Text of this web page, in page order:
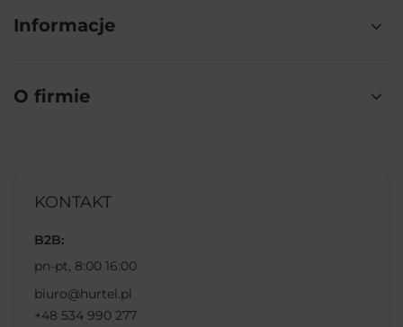
Informacje
O firmie
KONTAKT
B2B:
pn-pt, 8:00 16:00
biuro@hurtel.pl
+48 534 990 277